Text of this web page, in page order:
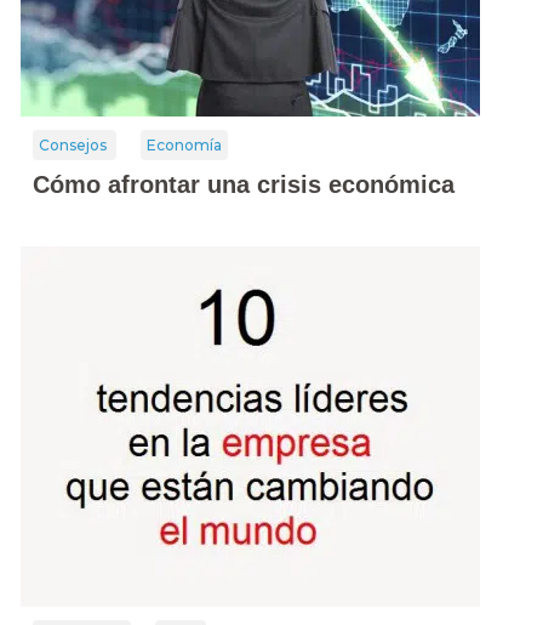
Consejos Economía
Cómo afrontar una crisis económica